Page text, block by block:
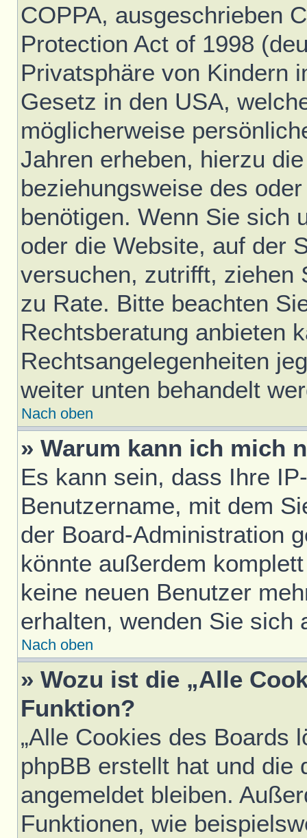
COPPA, ausgeschrieben
Protection Act of 1998
Privatsphäre von Kindern
Gesetz in den USA,
möglicherweise
Jahren erheben, hierzu
beziehungsweise des
benötigen. Wenn Sie sich
oder die Website, auf der
versuchen, zutrifft, ziehen
zu Rate. Bitte beachten
Rechtsberatung anbieten
Rechtsangelegenheiten
weiter unten behandelt
Nach oben
» Warum kann ich mich
Es kann sein, dass Ihre
Benutzername, mit dem
der Board-Administration
könnte außerdem
keine neuen Benutzer
erhalten, wenden Sie sich
Nach oben
» Wozu ist die „Alle
Funktion?
„Alle Cookies des Boards
phpBB erstellt hat und die
angemeldet bleiben.
Funktionen, wie